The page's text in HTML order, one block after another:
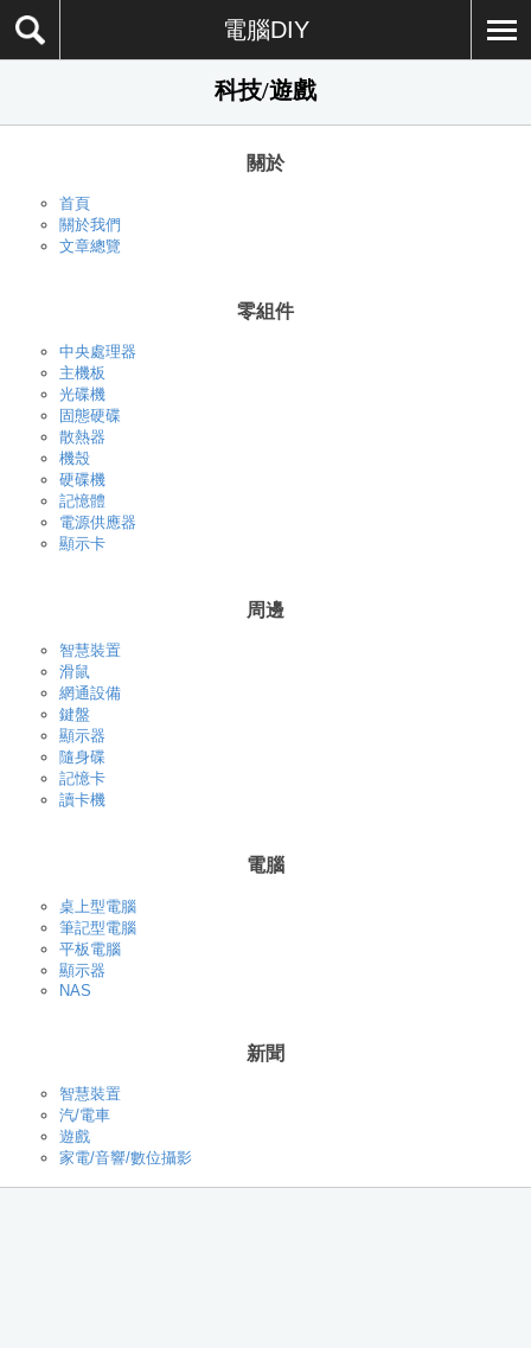
電腦DIY
科技/遊戲
關於
首頁
關於我們
文章總覽
零組件
中央處理器
主機板
光碟機
固態硬碟
散熱器
機殼
硬碟機
記憶體
電源供應器
顯示卡
周邊
智慧裝置
滑鼠
網通設備
鍵盤
顯示器
隨身碟
記憶卡
讀卡機
電腦
桌上型電腦
筆記型電腦
平板電腦
顯示器
NAS
新聞
智慧裝置
汽/電車
遊戲
家電/音響/數位攝影